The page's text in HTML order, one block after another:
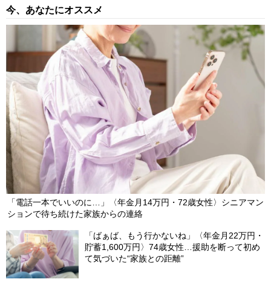
【第7回】 事件や事故の報道でよく目にする「命に別条はない」
と「意識はある」、「重傷」と「重体」…それぞれの違いとは？
【元新聞記者が解説】2024/07/01
【第6回】 「紳士的」な警視庁と「ヤクザか」と揶揄される大阪
府警…ここまで違う「家宅捜査」のスタイル【元新聞記者が解
説】 2024/06/24
今、あなたにオススメ
「電話一本でいいのに…」〈年金月14万円・72歳女性〉シニアマン
ションで待ち続けた家族からの連絡
「ばぁば、もう行かないね」〈年金月22万円・
貯蓄1,600万円〉74歳女性…援助を断って初め
て気づいた“家族との距離”